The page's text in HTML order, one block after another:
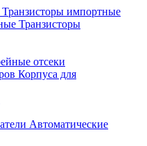
Транзисторы импортные
Транзисторы
отсеки
Корпуса для
Автоматические